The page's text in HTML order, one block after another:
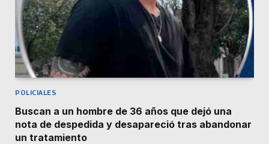
POLICIALES
Buscan a un hombre de 36 años que dejó una
nota de despedida y desapareció tras abandonar
un tratamiento